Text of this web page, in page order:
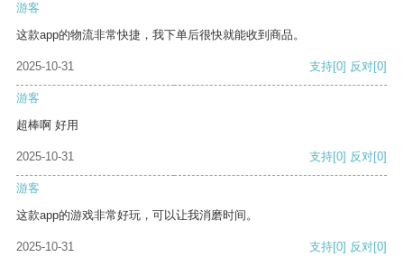
游客
这款app的物流非常快捷，我下单后很快就能收到商品。
2025-10-31 支持[0] 反对[0]
游客
超棒啊 好用
2025-10-31 支持[0] 反对[0]
游客
这款app的游戏非常好玩，可以让我消磨时间。
2025-10-31 支持[0] 反对[0]